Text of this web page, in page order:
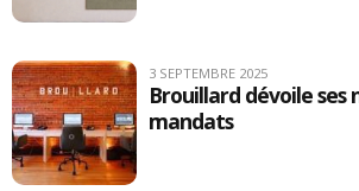
3 SEPTEMBRE 2025
Brouillard dévoile ses
mandats